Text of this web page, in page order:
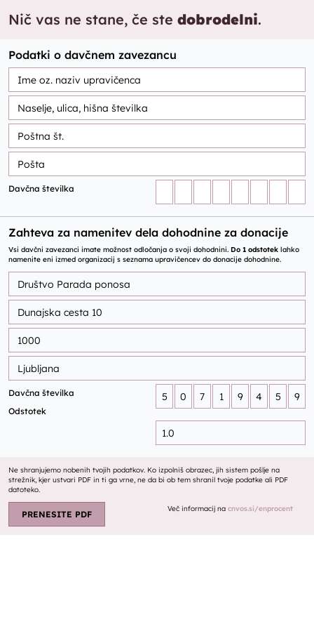
Nič vas ne stane, če ste dobrodelni.
Podatki o davčnem zavezancu
Davčna številka
Zahteva za namenitev dela dohodnine za donacije
Vsi davčni zavezanci imate možnost odločanja o svoji dohodnini. Do 1 odstotek lahko
namenite eni izmed organizacij s seznama upravičencev do donacije dohodnine.
Davčna številka
Odstotek
Ne shranjujemo nobenih tvojih podatkov. Ko izpolniš obrazec, jih sistem pošlje na
strežnik, kjer ustvari PDF in ti ga vrne, ne da bi ob tem shranil tvoje podatke ali PDF
datoteko.
PRENESITE PDF
Več informacij na cnvos.si/enprocent